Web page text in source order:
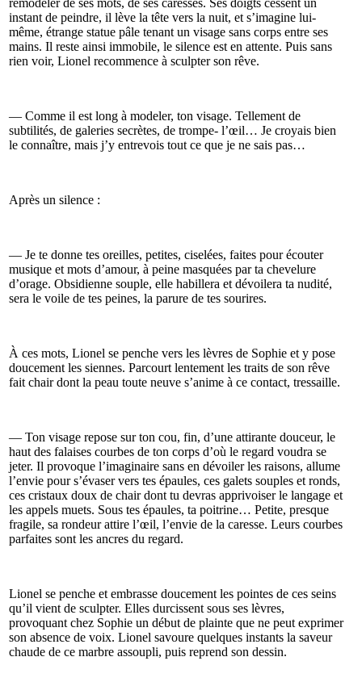
remodeler de ses mots, de ses caresses. Ses doigts cessent un
instant de peindre, il lève la tête vers la nuit, et s’imagine lui-
même, étrange statue pâle tenant un visage sans corps entre ses
mains. Il reste ainsi immobile, le silence est en attente. Puis sans
rien voir, Lionel recommence à sculpter son rêve.
— Comme il est long à modeler, ton visage. Tellement de
subtilités, de galeries secrètes, de trompe- l’œil… Je croyais bien
le connaître, mais j’y entrevois tout ce que je ne sais pas…
Après un silence :
— Je te donne tes oreilles, petites, ciselées, faites pour écouter
musique et mots d’amour, à peine masquées par ta chevelure
d’orage. Obsidienne souple, elle habillera et dévoilera ta nudité,
sera le voile de tes peines, la parure de tes sourires.
À ces mots, Lionel se penche vers les lèvres de Sophie et y pose
doucement les siennes. Parcourt lentement les traits de son rêve
fait chair dont la peau toute neuve s’anime à ce contact, tressaille.
— Ton visage repose sur ton cou, fin, d’une attirante douceur, le
haut des falaises courbes de ton corps d’où le regard voudra se
jeter. Il provoque l’imaginaire sans en dévoiler les raisons, allume
l’envie pour s’évaser vers tes épaules, ces galets souples et ronds,
ces cristaux doux de chair dont tu devras apprivoiser le langage et
les appels muets. Sous tes épaules, ta poitrine… Petite, presque
fragile, sa rondeur attire l’œil, l’envie de la caresse. Leurs courbes
parfaites sont les ancres du regard.
Lionel se penche et embrasse doucement les pointes de ces seins
qu’il vient de sculpter. Elles durcissent sous ses lèvres,
provoquant chez Sophie un début de plainte que ne peut exprimer
son absence de voix. Lionel savoure quelques instants la saveur
chaude de ce marbre assoupli, puis reprend son dessin.